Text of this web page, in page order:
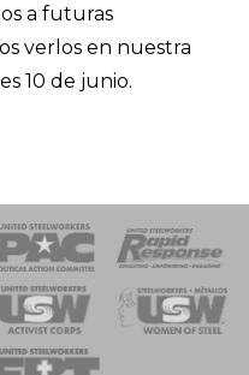
a futuras
verlos en nuestra
10 de junio.